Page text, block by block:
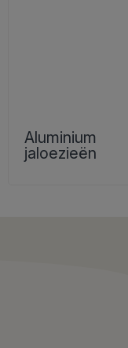
Aluminium
jaloezieën